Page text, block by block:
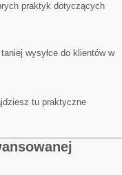
praktyk dotyczących
wysyłce do klientów w
tu praktyczne